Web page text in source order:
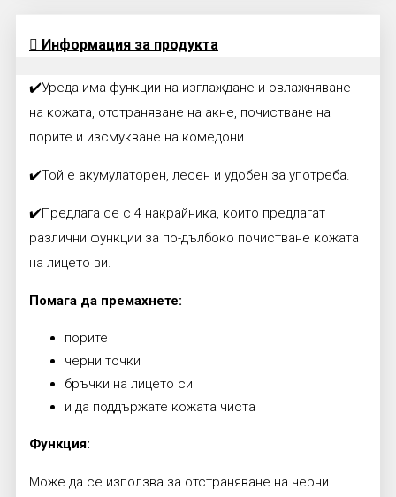
Информация за продукта
✔️Уреда има функции на изглаждане и овлажняване
на кожата, отстраняване на акне, почистване на
порите и изсмукване на комедони.
✔️Той е акумулаторен, лесен и удобен за употреба.
✔️Предлага се с 4 накрайника, които предлагат
различни функции за по-дълбоко почистване кожата
на лицето ви.
Помага да премахнете:
порите
черни точки
бръчки на лицето си
и да поддържате кожата чиста
Функция:
Може да се използва за отстраняване на черни